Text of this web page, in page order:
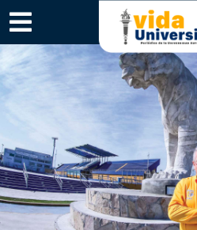
×
SECCIONES